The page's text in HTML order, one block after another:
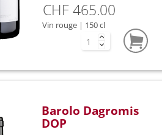
CHF 465.00
Vin rouge | 150 cl
Barolo Dagromis
DOP